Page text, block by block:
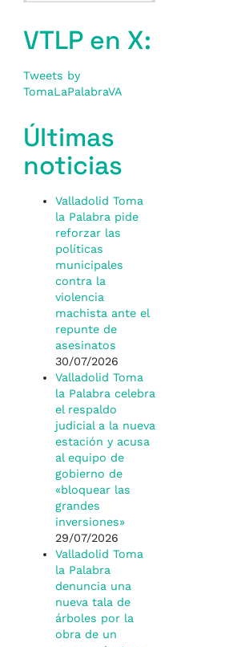
VTLP en X:
Tweets by
TomaLaPalabraVA
Últimas
noticias
Valladolid Toma
la Palabra pide
reforzar las
políticas
municipales
contra la
violencia
machista ante el
repunte de
asesinatos
30/07/2026
Valladolid Toma
la Palabra celebra
el respaldo
judicial a la nueva
estación y acusa
al equipo de
gobierno de
«bloquear las
grandes
inversiones»
29/07/2026
Valladolid Toma
la Palabra
denuncia una
nueva tala de
árboles por la
obra de un